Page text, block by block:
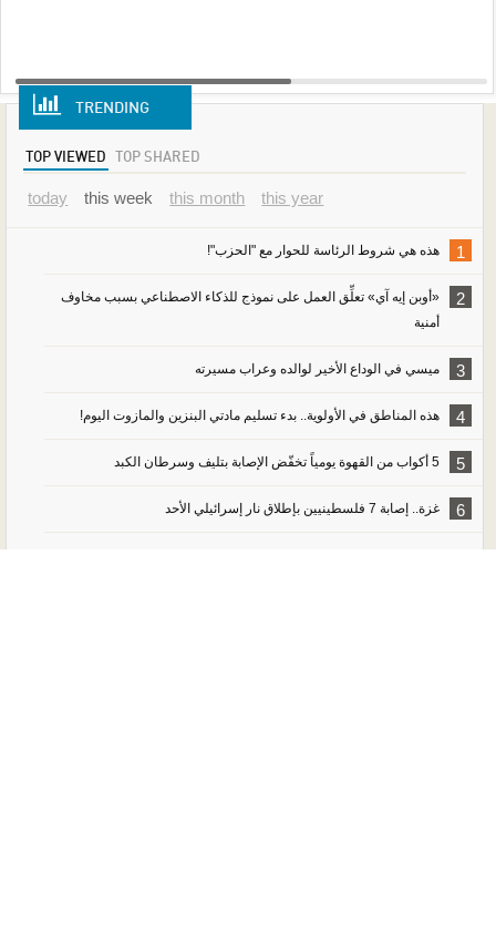
VIEW ALL UPLOAD YOUR MEDIA
TRENDING
TOP VIEWED TOP SHARED
today this week this month this year
1 هذه هي شروط الرئاسة للحوار مع "الحزب"!
2
«أوبن إيه آي» تعلِّق العمل على نموذج للذكاء الاصطناعي بسبب مخاوف
أمنية
3 ميسي في الوداع الأخير لوالده وعراب مسيرته
4 هذه المناطق في الأولوية.. بدء تسليم مادتي البنزين والمازوت اليوم!
5 5 أكواب من القهوة يومياً تخفّض الإصابة بتليف وسرطان الكبد
6 غزة.. إصابة 7 فلسطينيين بإطلاق نار إسرائيلي الأحد